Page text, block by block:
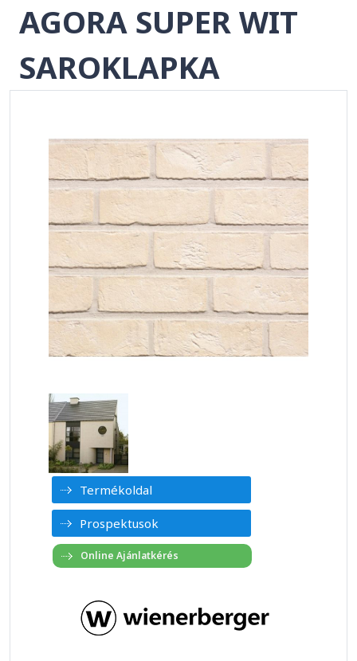
AGORA SUPER WIT
SAROKLAPKA
Termékoldal
Prospektusok